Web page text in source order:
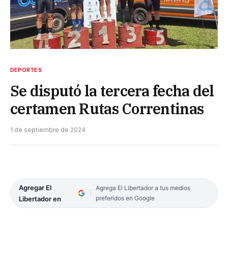
DEPORTES
Se disputó la tercera fecha del
certamen Rutas Correntinas
1 de septiembre de 2024
Agregar El
Libertador en
Agrega El Libertador a tus medios
preferidos en Google